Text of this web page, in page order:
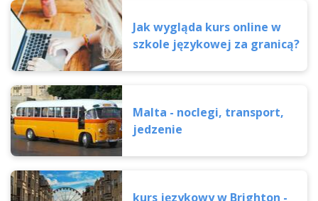
Jak wygląda kurs online w
szkole językowej za granicą?
Malta - noclegi, transport,
jedzenie
kurs językowy w Brighton -